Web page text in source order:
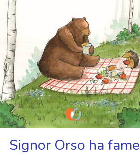
Signor Orso ha fame